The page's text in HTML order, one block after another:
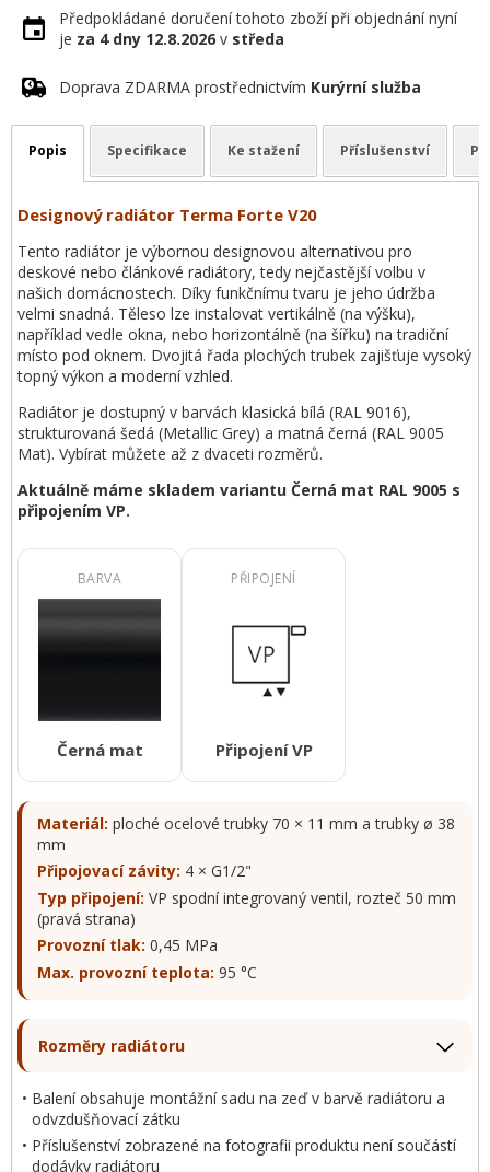
Předpokládané doručení tohoto zboží při objednání nyní
je za 4 dny 12.8.2026 v středa
Doprava ZDARMA prostřednictvím Kurýrní služba
Popis Specifikace Ke stažení Příslušenství
Designový radiátor Terma Forte V20
Tento radiátor je výbornou designovou alternativou pro
deskové nebo článkové radiátory, tedy nejčastější volbu v
našich domácnostech. Díky funkčnímu tvaru je jeho údržba
velmi snadná. Těleso lze instalovat vertikálně (na výšku),
například vedle okna, nebo horizontálně (na šířku) na tradiční
místo pod oknem. Dvojitá řada plochých trubek zajišťuje vysoký
topný výkon a moderní vzhled.
Radiátor je dostupný v barvách klasická bílá (RAL 9016),
strukturovaná šedá (Metallic Grey) a matná černá (RAL 9005
Mat). Vybírat můžete až z dvaceti rozměrů.
Aktuálně máme skladem variantu Černá mat RAL 9005 s
připojením VP.
BARVA
Černá mat
PŘIPOJENÍ
Připojení VP
Materiál: ploché ocelové trubky 70 × 11 mm a trubky ø 38
mm
Připojovací závity: 4 × G1/2"
Typ připojení: VP spodní integrovaný ventil, rozteč 50 mm
(pravá strana)
Provozní tlak: 0,45 MPa
Max. provozní teplota: 95 °C
Rozměry radiátoru
Balení obsahuje montážní sadu na zeď v barvě radiátoru a
odvzdušňovací zátku
Příslušenství zobrazené na fotografii produktu není součástí
dodávky radiátoru